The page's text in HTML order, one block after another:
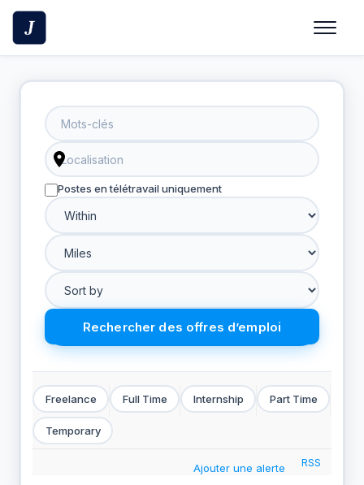
Skip
content
Postes en télétravail uniquement
Freelance Full Time Internship Part Time
Temporary
RSS
Ajouter une alerte